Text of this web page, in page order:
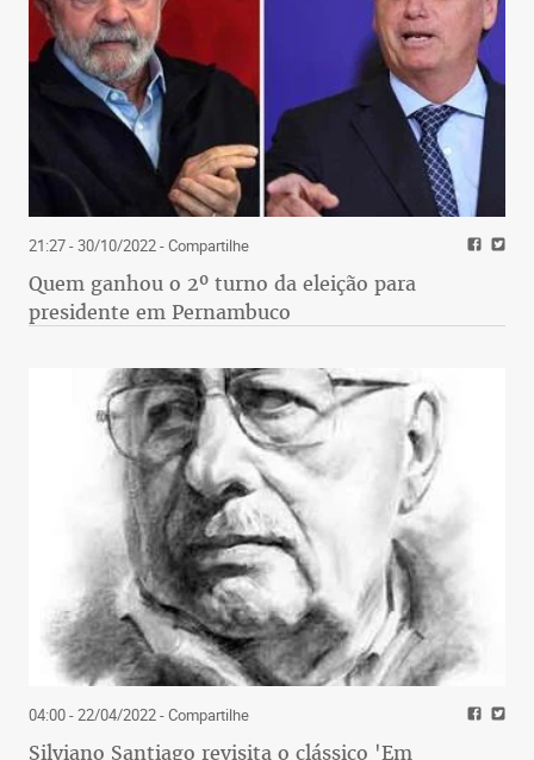
21:27 - 30/10/2022- Compartilhe
Quem ganhou o 2º turno da eleição para
presidente em Pernambuco
04:00 - 22/04/2022- Compartilhe
Silviano Santiago revisita o clássico 'Em